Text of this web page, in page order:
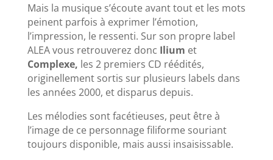
Mais la musique s’écoute avant tout et les mots
peinent parfois à exprimer l’émotion,
l’impression, le ressenti. Sur son propre label
ALEA vous retrouverez donc Ilium et
Complexe, les 2 premiers CD réédités,
originellement sortis sur plusieurs labels dans
les années 2000, et disparus depuis.
Les mélodies sont facétieuses, peut être à
l’image de ce personnage filiforme souriant
toujours disponible, mais aussi insaisissable.